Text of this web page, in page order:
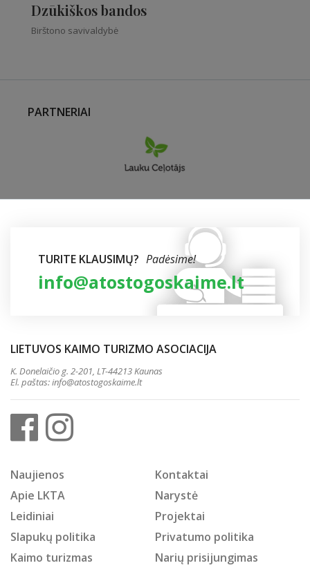
Dzūkiškos bandos
Birštono savivaldybė
PARTNERIAI
TURITE KLAUSIMŲ? Padėsime!
info@atostogoskaime.lt
LIETUVOS KAIMO TURIZMO ASOCIACIJA
K. Donelaičio g. 2-201, LT-44213 Kaunas
El. paštas:info@atostogoskaime.lt
Naujienos
Kontaktai
Apie LKTA
Narystė
Leidiniai
Projektai
Slapukų politika
Privatumo politika
Kaimo turizmas
Narių prisijungimas